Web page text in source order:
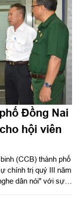
Đồng Nai
hội viên
(CCB) thành phố
chính trị quý III năm
dân nói" với sự